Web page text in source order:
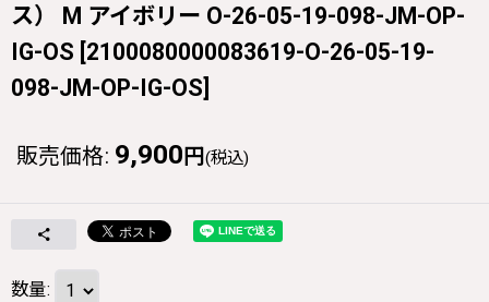
ス） M アイボリー O-26-05-19-098-JM-OP-
IG-OS [2100080000083619-O-26-05-19-
098-JM-OP-IG-OS]
販売価格: 9,900 円 (税込)
数量: